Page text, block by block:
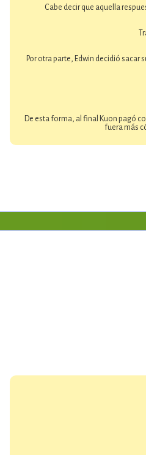
Cabe decir que aquella
Por otra parte, Edwin decidió
De esta forma, al final Kuon pagó
fuera más